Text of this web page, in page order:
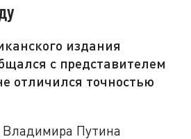
издания
с представителем
отличился точностью
Путина